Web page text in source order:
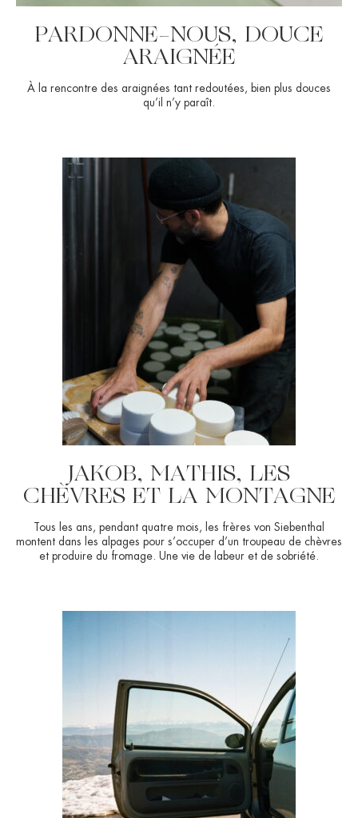
PARDONNE-NOUS, DOUCE
ARAIGNÉE
À la rencontre des araignées tant redoutées, bien plus douces
qu’il n’y paraît.
JAKOB, MATHIS, LES
CHÈVRES ET LA MONTAGNE
Tous les ans, pendant quatre mois, les frères von Siebenthal
montent dans les alpages pour s’occuper d’un troupeau de chèvres
et produire du fromage. Une vie de labeur et de sobriété.